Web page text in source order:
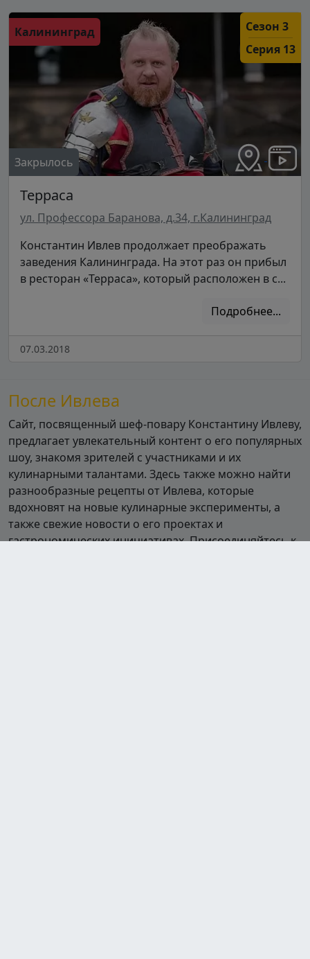
Калининград
Сезон 3
Серия 13
Закрылось
Терраса
ул. Профессора Баранова, д.34, г.Калининград
Константин Ивлев продолжает преображать
заведения Калининграда. На этот раз он прибыл
в ресторан «Терраса», который расположен в с...
Подробнее...
07.03.2018
После Ивлева
Сайт, посвященный шеф-повару Константину Ивлеву,
предлагает увлекательный контент о его популярных
шоу, знакомя зрителей с участниками и их
кулинарными талантами. Здесь также можно найти
разнообразные рецепты от Ивлева, которые
вдохновят на новые кулинарные эксперименты, а
также свежие новости о его проектах и
гастрономических инициативах. Присоединяйтесь к